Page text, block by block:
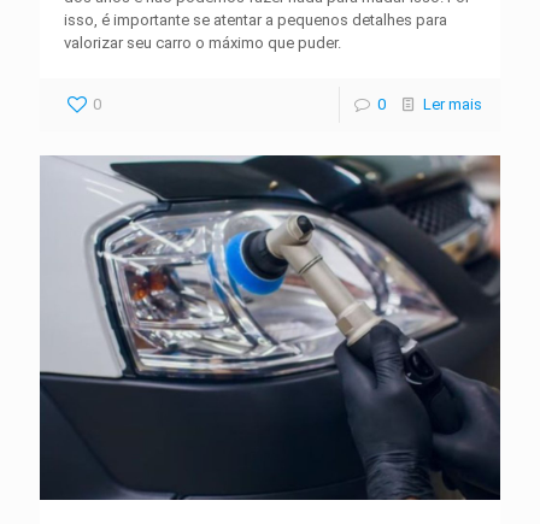
isso, é importante se atentar a pequenos detalhes para
valorizar seu carro o máximo que puder.
0 0 Ler mais